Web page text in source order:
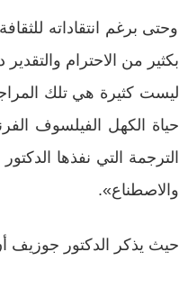
وحتى برغم انتقاداته
بكثير من الاحترام
ليست كثيرة هي تلك
حياة الكهل الفيلسوف
الترجمة التي نفذها
والاصطناع».
حيث يذكر الدكتور جوزيف